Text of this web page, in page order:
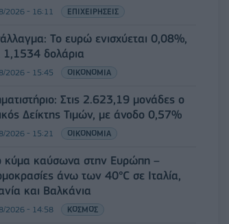
2026 - 16:11 ΕΠΙΧΕΙΡΗΣΕΙΣ
Το ευρώ ενισχύεται 0,08%,
1,1534 δολάρια
2026 - 15:45 ΟΙΚΟΝΟΜΙΑ
Στις 2.623,19 μονάδες ο
Δείκτης Τιμών, με άνοδο 0,57%
2026 - 15:21 ΟΙΚΟΝΟΜΙΑ
κύμα καύσωνα στην Ευρώπη –
άνω των 40°C σε Ιταλία,
και Βαλκάνια
2026 - 14:58 ΚΟΣΜΟΣ